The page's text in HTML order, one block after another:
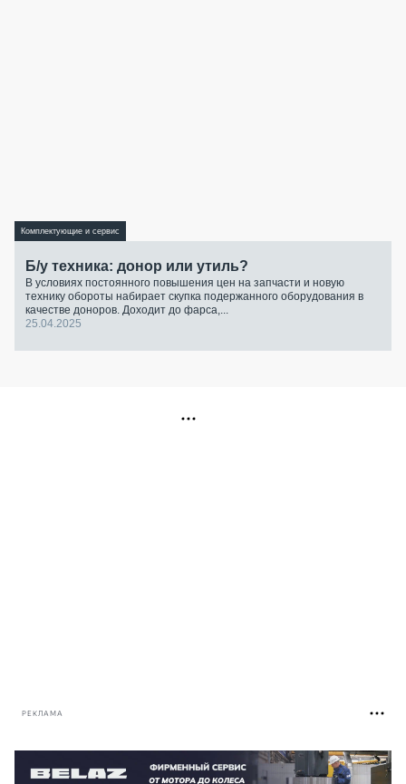
Комплектующие и сервис
Б/у техника: донор или утиль?
В условиях постоянного повышения цен на запчасти и новую
технику обороты набирает скупка подержанного оборудования в
качестве доноров. Доходит до фарса,...
25.04.2025
РЕКЛАМА